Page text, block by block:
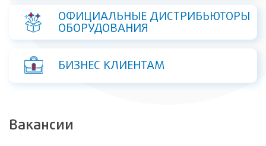
ОФИЦИАЛЬНЫЕ ДИСТРИБЬЮТОРЫ
ОБОРУДОВАНИЯ
БИЗНЕС КЛИЕНТАМ
Вакансии